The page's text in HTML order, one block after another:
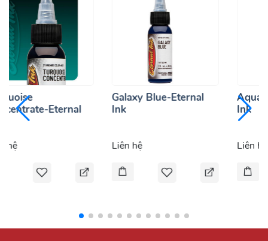
Eternal
hệ
Galaxy Blue-Eternal
Ink
Liên hệ
Ink
Liên hệ